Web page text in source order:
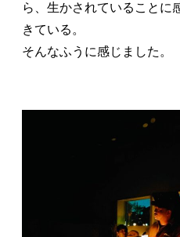
ら、生かされていることに
きている。
そんなふうに感じました。